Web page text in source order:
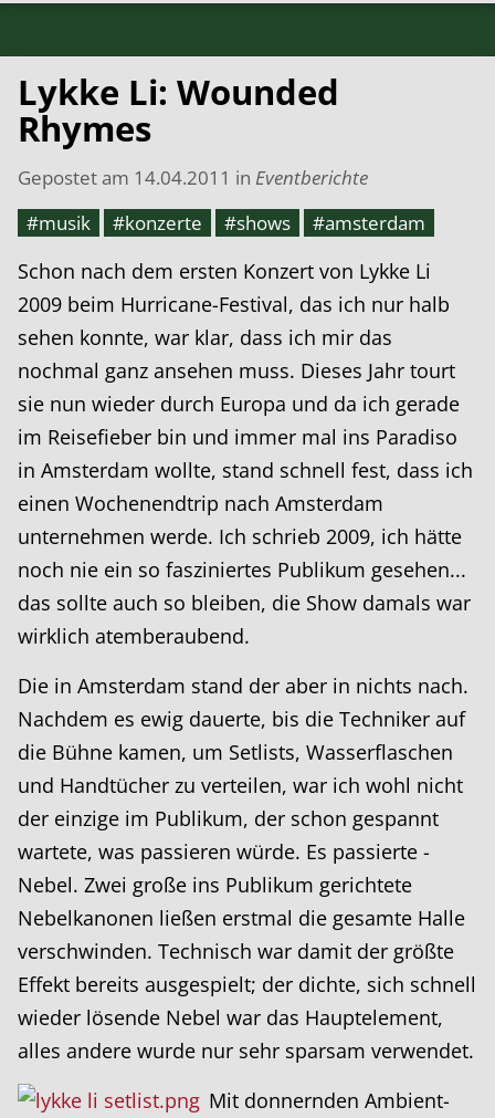
Lykke Li: Wounded
Rhymes
Gepostet am 14.04.2011 in Eventberichte
#musik
#konzerte #shows
#amsterdam
Schon nach dem ersten Konzert von Lykke Li
2009 beim Hurricane-Festival, das ich nur halb
sehen konnte, war klar, dass ich mir das
nochmal ganz ansehen muss. Dieses Jahr tourt
sie nun wieder durch Europa und da ich gerade
im Reisefieber bin und immer mal ins Paradiso
in Amsterdam wollte, stand schnell fest, dass ich
einen Wochenendtrip nach Amsterdam
unternehmen werde. Ich schrieb 2009, ich hätte
noch nie ein so fasziniertes Publikum gesehen...
das sollte auch so bleiben, die Show damals war
wirklich atemberaubend.
Die in Amsterdam stand der aber in nichts nach.
Nachdem es ewig dauerte, bis die Techniker auf
die Bühne kamen, um Setlists, Wasserflaschen
und Handtücher zu verteilen, war ich wohl nicht
der einzige im Publikum, der schon gespannt
wartete, was passieren würde. Es passierte -
Nebel. Zwei große ins Publikum gerichtete
Nebelkanonen ließen erstmal die gesamte Halle
verschwinden. Technisch war damit der größte
Effekt bereits ausgespielt; der dichte, sich schnell
wieder lösende Nebel war das Hauptelement,
alles andere wurde nur sehr sparsam verwendet.
Mit donnernden Ambient-